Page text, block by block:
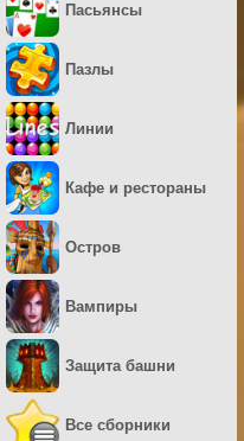
Пасьянсы
Пазлы
Линии
Кафе и рестораны
Остров
Вампиры
Защита башни
Все сборники